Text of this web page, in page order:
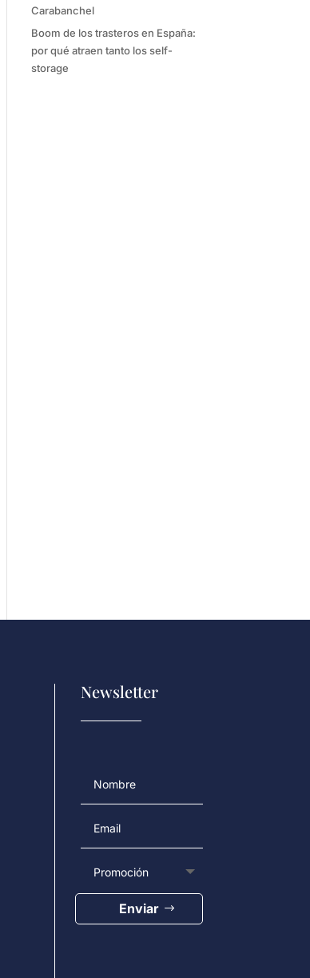
Carabanchel
Boom de los trasteros en España:
por qué atraen tanto los self-
storage
Newsletter
Enviar